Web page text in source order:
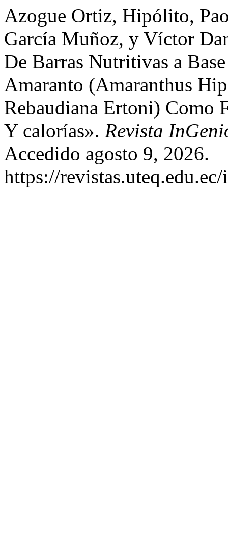
Azogue Ortiz, Hipólito,
García Muñoz, y Víctor
De Barras Nutritivas a
Amaranto (Amaranthus
Rebaudiana Ertoni) Como
Y calorías». Revista
Accedido agosto 9, 2026.
https://